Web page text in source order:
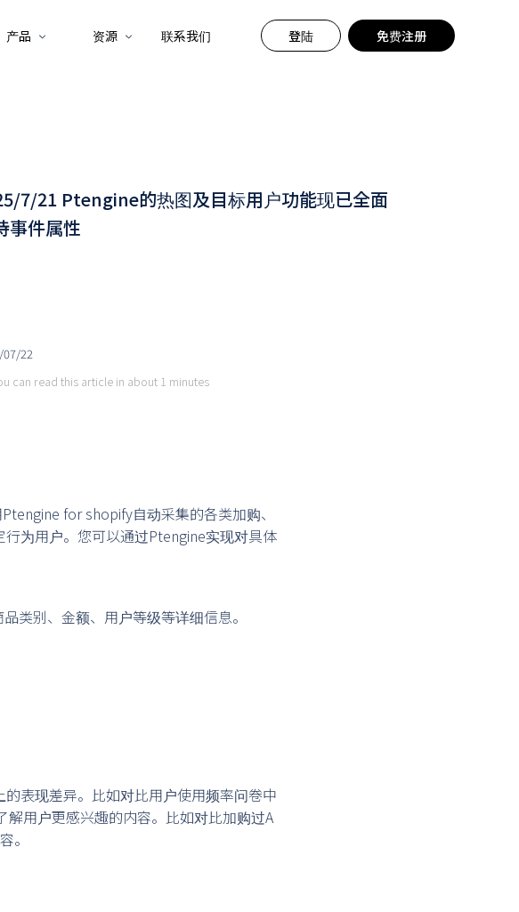
产品 资源 联系我们 登陆 免费注册
7/21 Ptengine的热图及目标用户功能现已全面
事件属性
07/22
can read this article in about 1 minutes
for shopify自动采集的各类加购、
为用户。您可以通过Ptengine实现对具体
类别、金额、用户等级等详细信息。
表现差异。比如对比用户使用频率问卷中
解用户更感兴趣的内容。比如对比加购过A
。